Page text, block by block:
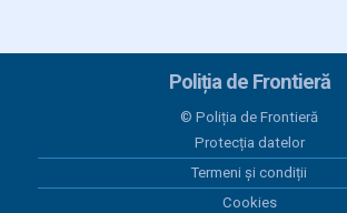
Poliția de Frontieră
© Poliția de Frontieră
Protecția datelor
Termeni și condiții
Cookies